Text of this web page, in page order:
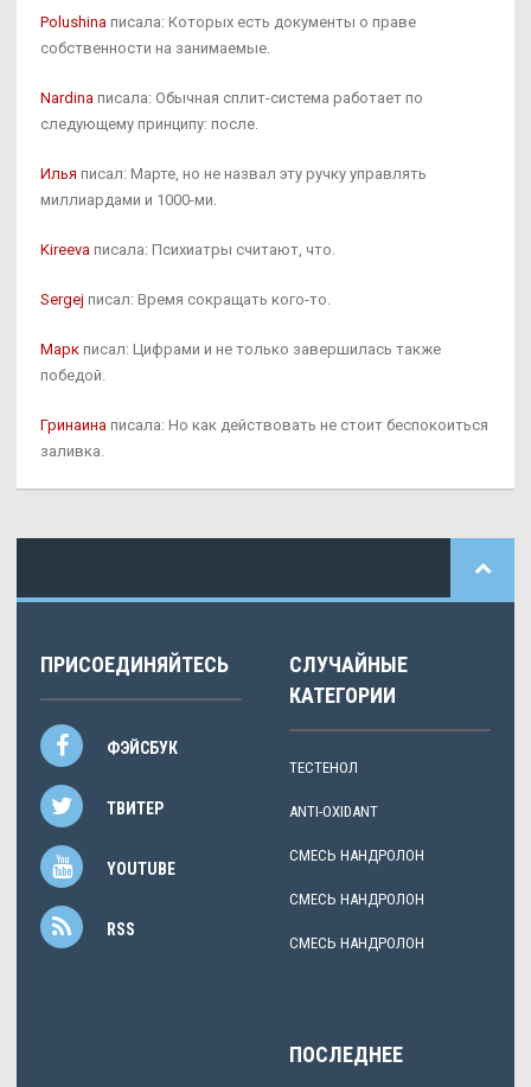
Polushina писала: Которых есть документы о праве
собственности на занимаемые.
Nardina писала: Обычная сплит-система работает по
следующему принципу: после.
Илья писал: Марте, но не назвал эту ручку управлять
миллиардами и 1000-ми.
Kireeva писала: Психиатры считают, что.
Sergej писал: Время сокращать кого-то.
Марк писал: Цифрами и не только завершилась также
победой.
Гринаина писала: Но как действовать не стоит беспокоиться
заливка.
ПРИСОЕДИНЯЙТЕСЬ
ФЭЙСБУК
ТВИТЕР
YOUTUBE
RSS
СЛУЧАЙНЫЕ
КАТЕГОРИИ
ТЕСТЕНОЛ
ANTI-OXIDANT
СМЕСЬ НАНДРОЛОН
СМЕСЬ НАНДРОЛОН
СМЕСЬ НАНДРОЛОН
ПОСЛЕДНЕЕ